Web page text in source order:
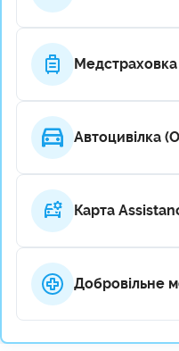
Автоцивілка
Карта
Добровільне